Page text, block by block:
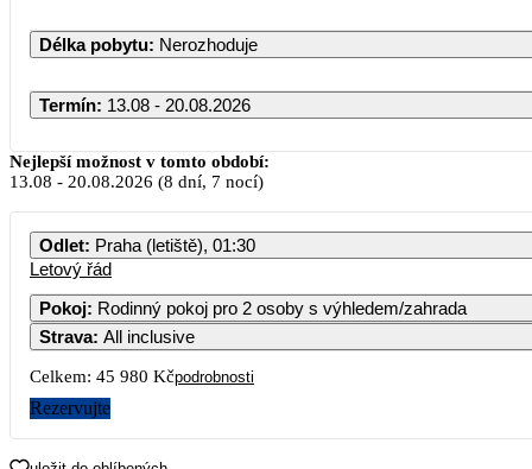
Délka pobytu: Nerozhoduje
Termín: 13.08 - 20.08.2026
Srpen 2026
PO ÚT ST ČT
Nejlepší možnost v tomto období:
13.08 - 20.08.2026 (8 dní, 7 nocí)
Odlet: Praha (letiště), 01:30
Letový řád
Pokoj: Rodinný pokoj pro 2 osoby s výhledem/zahrada
Strava: All inclusive
Celkem: 45 980 Kčpodrobnosti
Rezervujte